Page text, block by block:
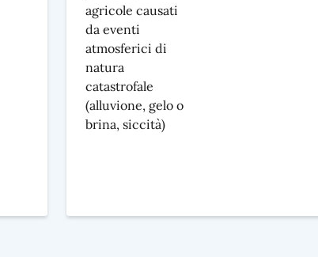
agricole causati
da eventi
atmosferici di
natura
catastrofale
(alluvione, gelo o
brina, siccità)